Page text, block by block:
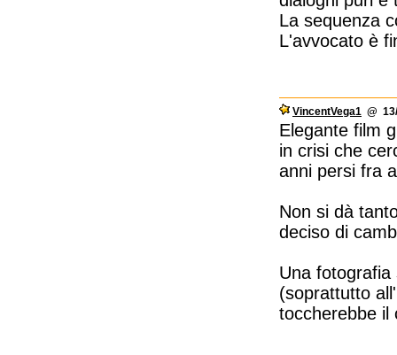
La sequenza
L'avvocato è
VincentVega1 @
Elegante film
in crisi che
anni persi fra
Non si dà
deciso di
Una
(soprattutto
toccherebbe il